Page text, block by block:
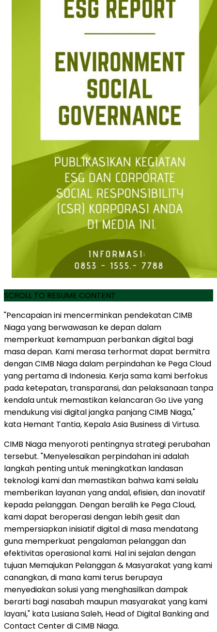
SCROLL TO RESUME CONTENT
"Pencapaian ini mencerminkan pendekatan CIMB
Niaga yang berwawasan ke depan dalam
memperkuat kemampuan perbankan digital bagi
masa depan. Kami merasa terhormat dapat bermitra
dengan CIMB Niaga dalam perpindahan ke Pega Cloud
yang pertama di Indonesia. Kerja sama kami berfokus
pada ketepatan, transparansi, dan pelaksanaan tanpa
kendala untuk memastikan kelancaran Go Live yang
mendukung visi digital jangka panjang CIMB Niaga,"
kata Hemant Tantia, Kepala Asia Business di Virtusa.
CIMB Niaga menyoroti pentingnya strategi perubahan
tersebut. "Menyelesaikan perpindahan ini adalah
langkah penting untuk meningkatkan landasan
teknologi kami dan memastikan bahwa kami selalu
memberikan layanan yang andal, efisien, dan inovatif
kepada pelanggan. Dengan beralih ke Pega Cloud,
kami dapat beroperasi dengan lebih gesit dan
mempersiapkan inisiatif digital di masa mendatang
guna memperkuat pengalaman pelanggan dan
efektivitas operasional kami. Hal ini sejalan dengan
tujuan Memajukan Pelanggan & Masyarakat yang kami
canangkan, di mana kami terus berupaya
menyediakan solusi yang menghasilkan dampak
berarti bagi nasabah maupun masyarakat yang kami
layani," kata Lusiana Saleh, Head of Digital Banking and
Contact Center di CIMB Niaga.